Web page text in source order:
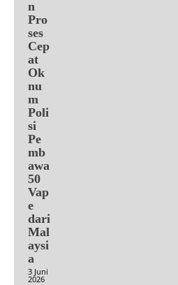
n
Pro
ses
Cep
at
Ok
nu
m
Poli
si
Pe
mb
awa
50
Vap
e
dari
Mal
aysi
a
3 Juni
2026